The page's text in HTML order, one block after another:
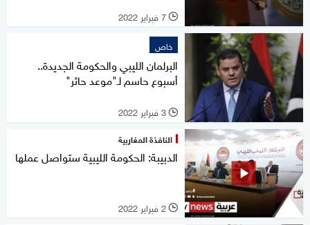
l 7 فبراير 2022
خاص
البرلمان الليبي والحكومة الجديدة..
أسبوع حاسم لـ"موعد حائر"
l 3 فبراير 2022
النافذة المغاربية
الدبيبة: الحكومة الليبية ستواصل عملها
l 2 فبراير 2022